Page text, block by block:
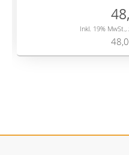
Inkl. 19% MwSt.,